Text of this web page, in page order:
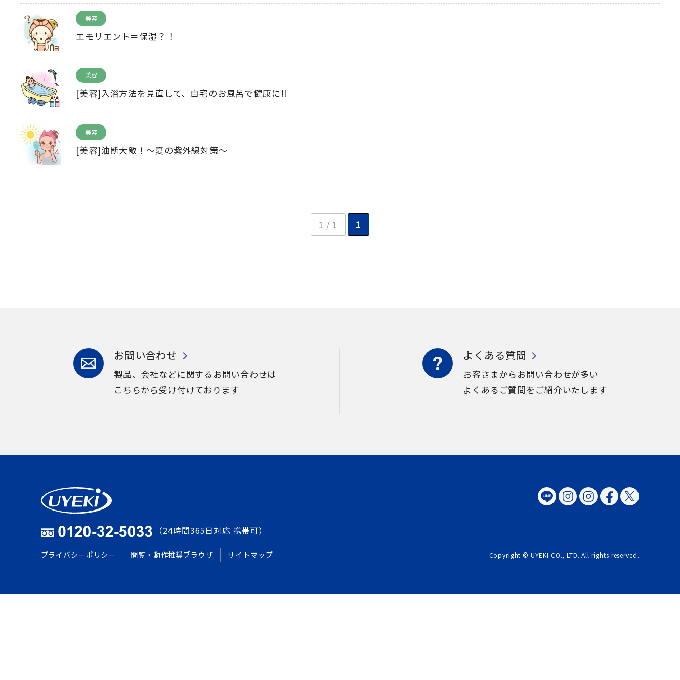
美容
エモリエント＝保湿？！
美容
[美容]入浴方法を見直して、自宅のお風呂で健康に!!
美容
[美容]油断大敵！～夏の紫外線対策～
1 / 1 1
お問い合わせ
製品、会社などに関するお問い合わせは
こちらから受け付けております
よくある質問
お客さまからお問い合わせが多い
よくあるご質問をご紹介いたします
（24時間365日対応 携帯可）
プライバシーポリシー 閲覧・動作推奨ブラウザ サイトマップ Copyright © UYEKI CO., LTD. All rights reserved.